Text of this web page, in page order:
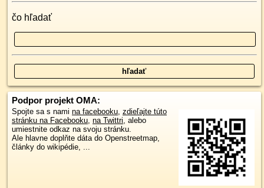
čo hľadať
Podpor projekt OMA:
Spojte sa s nami na facebooku, zdieľajte túto
stránku na Facebooku, na Twittri, alebo
umiestnite odkaz na svoju stránku.
Ale hlavne doplňte dáta do Openstreetmap,
články do wikipédie, ...